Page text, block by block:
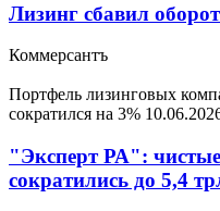
Лизинг сбавил
Коммерсантъ
Портфель лизинговых
сократился на 3%
"Эксперт РА":
сократились до 5,4